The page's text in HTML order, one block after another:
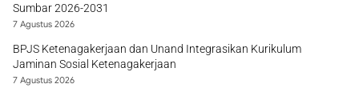
Sumbar 2026-2031
7 Agustus 2026
BPJS Ketenagakerjaan dan Unand Integrasikan Kurikulum
Jaminan Sosial Ketenagakerjaan
7 Agustus 2026